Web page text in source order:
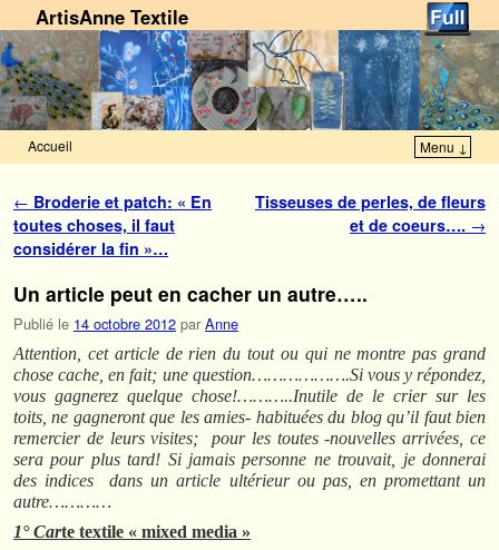
ArtisAnne Textile
Accueil Menu ↓
Navigation des articles
← Broderie et patch: « En
toutes choses, il faut
considérer la fin »…
Tisseuses de perles, de fleurs
et de coeurs…. →
Un article peut en cacher un autre…..
Publié le 14 octobre 2012 par Anne
Attention, cet article de rien du tout ou qui ne montre pas grand
chose cache, en fait; une question……………….Si vous y répondez,
vous gagnerez quelque chose!………..Inutile de le crier sur les
toits, ne gagneront que les amies- habituées du blog qu’il faut bien
remercier de leurs visites; pour les toutes -nouvelles arrivées, ce
sera pour plus tard! Si jamais personne ne trouvait, je donnerai
des indices dans un article ultérieur ou pas, en promettant un
autre…………
1° Carte textile « mixed media »